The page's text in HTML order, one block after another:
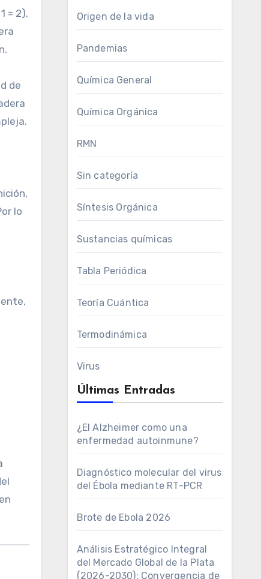
= 2).
de
lo
Origen de la vida
Pandemias
Química General
Química Orgánica
RMN
Sin categoría
Síntesis Orgánica
Sustancias químicas
Tabla Periódica
Teoría Cuántica
Termodinámica
Virus
Últimas Entradas
¿El Alzheimer como una
enfermedad autoinmune?
Diagnóstico molecular del virus
del Ébola mediante RT-PCR
Brote de Ebola 2026
Análisis Estratégico Integral
del Mercado Global de la Plata
(2026-2030): Convergencia de